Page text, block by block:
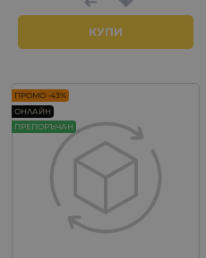
КУПИ
ПРОМО -43%
ОНЛАЙН
ПРЕПОРЪЧАН